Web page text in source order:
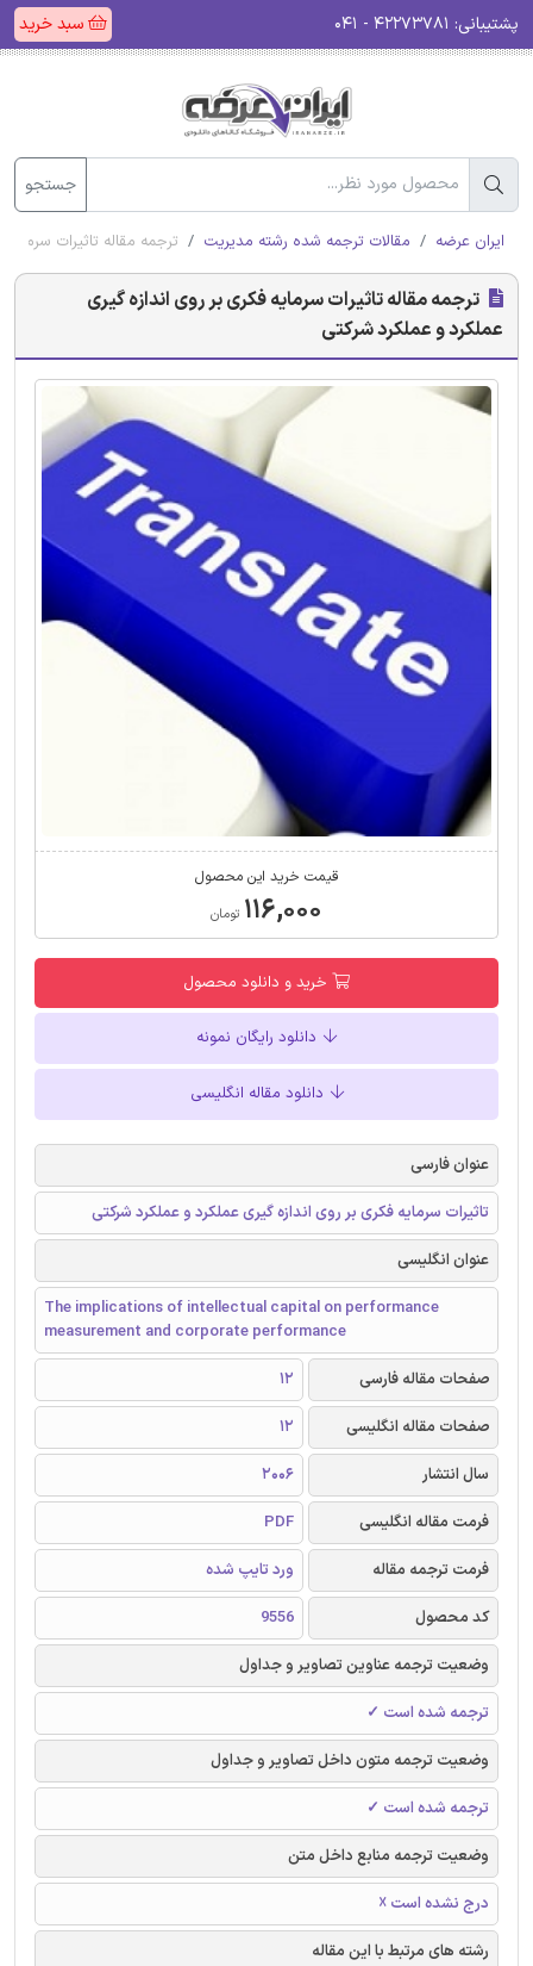
پشتیبانی: سبد خرید
جستجو
ایران عرضه مقالات ترجمه شده رشته مدیریت ترجمه مقاله تاثیرات
ترجمه مقاله تاثیرات سرمایه فکری بر روی اندازه گیری
عملکرد و عملکرد شرکتی
قیمت خرید این محصول
۱۱۶,۰۰۰ تومان
خرید و دانلود محصول
دانلود رایگان نمونه
دانلود مقاله انگلیسی
عنوان فارسی
تاثیرات سرمایه فکری بر روی اندازه گیری عملکرد و عملکرد شرکتی
عنوان انگلیسی
The implications of intellectual capital on performance
measurement and corporate performance
صفحات مقاله فارسی
12
صفحات مقاله انگلیسی
12
سال انتشار
2006
فرمت مقاله انگلیسی
PDF
فرمت ترجمه مقاله
ورد تایپ شده
کد محصول
9556
وضعیت ترجمه عناوین تصاویر و جداول
ترجمه شده است ✓
وضعیت ترجمه متون داخل تصاویر و جداول
ترجمه شده است ✓
وضعیت ترجمه منابع داخل متن
درج نشده است ☓
رشته های مرتبط با این مقاله